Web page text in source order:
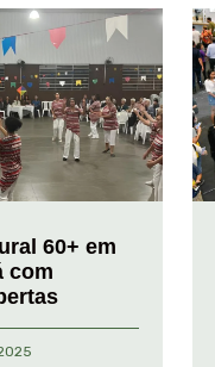
60+ em
com